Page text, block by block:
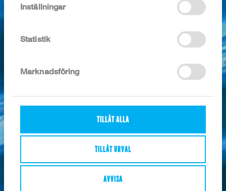
Inställningar
Statistik
Marknadsföring
TILLÅT ALLA
TILLÅT URVAL
AVVISA
Artikel nr:
Förpackning:
Näringsvärde /
Varav mättat fett:
Kolhydrat:
Varav sockerarter: 0 g
Mjölk och mjölkprod. (inkl.